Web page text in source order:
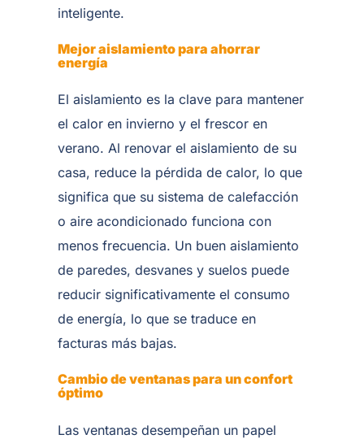
inteligente.
Mejor aislamiento para ahorrar
energía
El aislamiento es la clave para mantener
el calor en invierno y el frescor en
verano. Al renovar el aislamiento de su
casa, reduce la pérdida de calor, lo que
significa que su sistema de calefacción
o aire acondicionado funciona con
menos frecuencia. Un buen aislamiento
de paredes, desvanes y suelos puede
reducir significativamente el consumo
de energía, lo que se traduce en
facturas más bajas.
Cambio de ventanas para un confort
óptimo
Las ventanas desempeñan un papel